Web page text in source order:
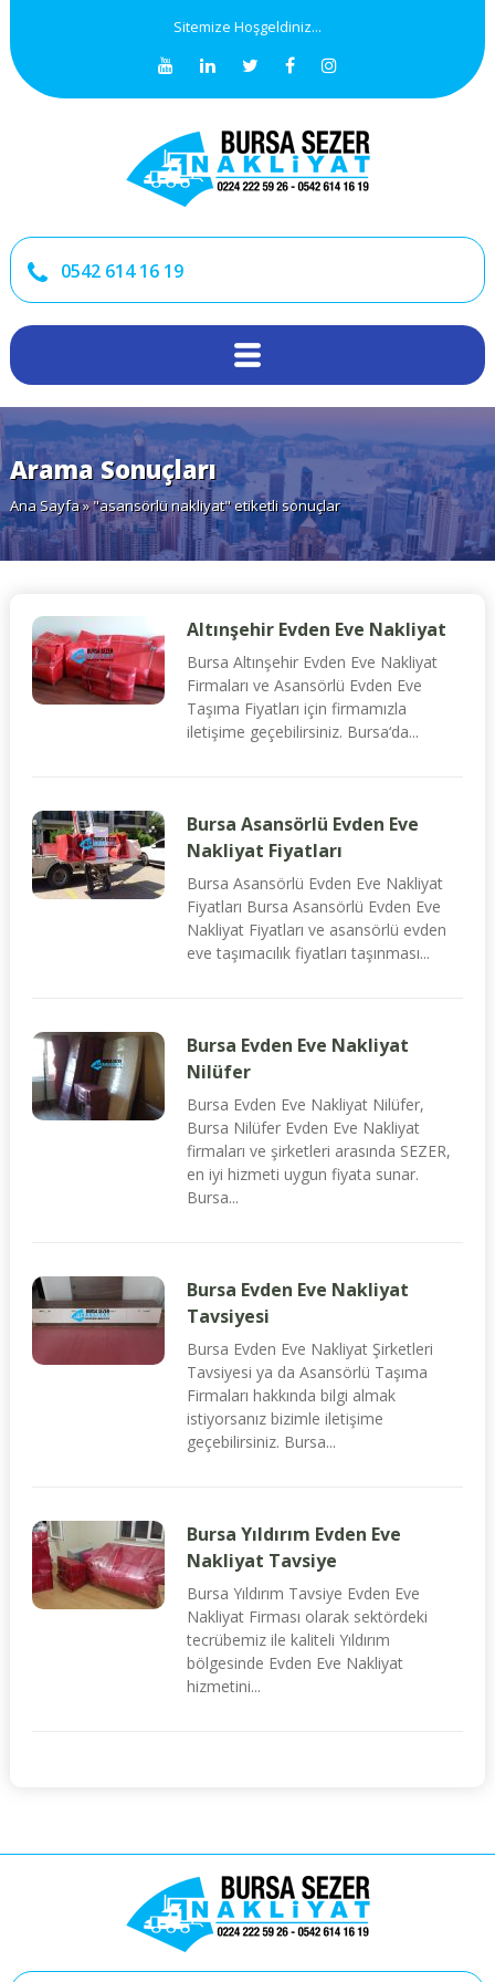
Sitemize Hoşgeldiniz...
0542 614 16 19
Arama Sonuçları
Ana Sayfa» "asansörlü nakliyat" etiketli sonuçlar
Altınşehir Evden Eve Nakliyat
Bursa Altınşehir Evden Eve Nakliyat
Firmaları ve Asansörlü Evden Eve
Taşıma Fiyatları için firmamızla
iletişime geçebilirsiniz. Bursa‘da...
Bursa Asansörlü Evden Eve
Nakliyat Fiyatları
Bursa Asansörlü Evden Eve Nakliyat
Fiyatları Bursa Asansörlü Evden Eve
Nakliyat Fiyatları ve asansörlü evden
eve taşımacılık fiyatları taşınması...
Bursa Evden Eve Nakliyat
Nilüfer
Bursa Evden Eve Nakliyat Nilüfer,
Bursa Nilüfer Evden Eve Nakliyat
firmaları ve şirketleri arasında SEZER,
en iyi hizmeti uygun fiyata sunar.
Bursa...
Bursa Evden Eve Nakliyat
Tavsiyesi
Bursa Evden Eve Nakliyat Şirketleri
Tavsiyesi ya da Asansörlü Taşıma
Firmaları hakkında bilgi almak
istiyorsanız bizimle iletişime
geçebilirsiniz. Bursa...
Bursa Yıldırım Evden Eve
Nakliyat Tavsiye
Bursa Yıldırım Tavsiye Evden Eve
Nakliyat Firması olarak sektördeki
tecrübemiz ile kaliteli Yıldırım
bölgesinde Evden Eve Nakliyat
hizmetini...